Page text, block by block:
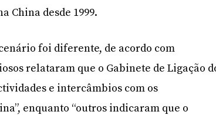
China desde 1999.
foi diferente, de acordo com
relataram que o Gabinete de Ligação
e intercâmbios com os
enquanto “outros indicaram que o